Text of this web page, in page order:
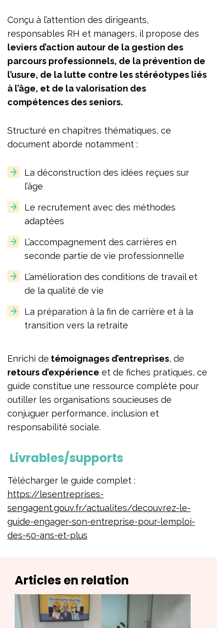
Conçu à l’attention des dirigeants,
responsables RH et managers, il propose des
leviers d’action autour de la gestion des
parcours professionnels, de la prévention de
l’usure, de la lutte contre les stéréotypes liés
à l’âge, et de la valorisation des
compétences des seniors.
Structuré en chapitres thématiques, ce
document aborde notamment :
La déconstruction des idées reçues sur
l’âge
Le recrutement avec des méthodes
adaptées
L’accompagnement des carrières en
seconde partie de vie professionnelle
L’amélioration des conditions de travail et
de la qualité de vie
La préparation à la fin de carrière et à la
transition vers la retraite
Enrichi de témoignages d’entreprises, de
retours d’expérience et de fiches pratiques, ce
guide constitue une ressource complète pour
outiller les organisations soucieuses de
conjuguer performance, inclusion et
responsabilité sociale.
Livrables/supports
Télécharger le guide complet :
https://lesentreprises-
sengagent.gouv.fr/actualites/decouvrez-le-
guide-engager-son-entreprise-pour-lemploi-
des-50-ans-et-plus
Articles en relation